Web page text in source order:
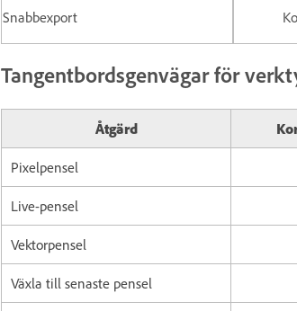
Snabbexport
Tangentbordsgenvägar för
Åtgärd
Pixelpensel
Live-pensel
Vektorpensel
Växla till senaste pensel